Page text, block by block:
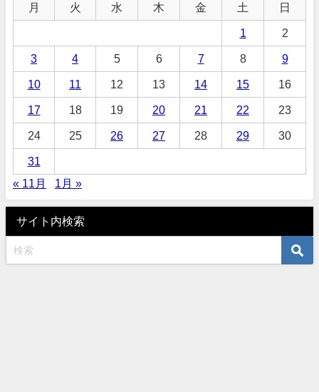
月 火 水 木 金 土 日
1 2
3 4 5 6 7 8 9
10 11 12 13 14 15 16
17 18 19 20 21 22 23
24 25 26 27 28 29 30
31
« 11月
1月 »
サイト内検索